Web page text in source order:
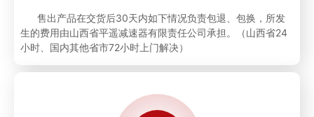
售出产品在交货后30天内如下情况负责包退、包换，所发
生的费用由山西省平遥减速器有限责任公司承担。（山西省24
小时、国内其他省市72小时上门解决）